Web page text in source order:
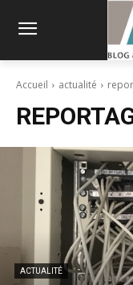
Accueil actualité
ACTUALITÉ